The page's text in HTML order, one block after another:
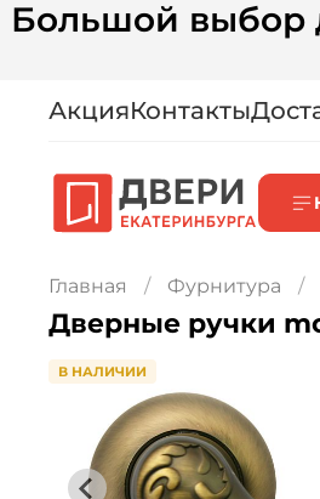
Большой выбор
АкцияКонтакты
Главная Фурнитура
Дверные ручки
В НАЛИЧИИ